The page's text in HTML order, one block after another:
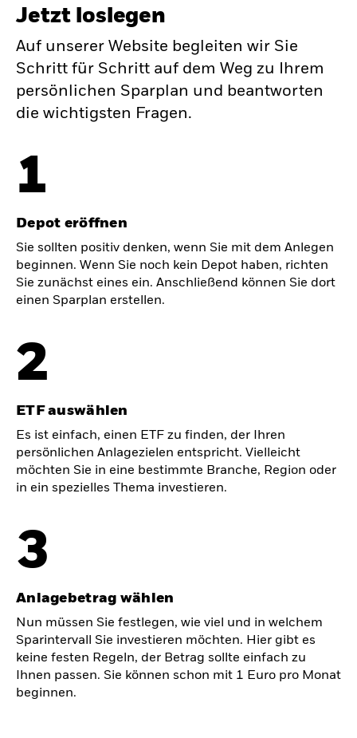
Jetzt loslegen
Auf unserer Website begleiten wir Sie
Schritt für Schritt auf dem Weg zu Ihrem
persönlichen Sparplan und beantworten
die wichtigsten Fragen.
1
Depot eröffnen
Sie sollten positiv denken, wenn Sie mit dem Anlegen
beginnen. Wenn Sie noch kein Depot haben, richten
Sie zunächst eines ein. Anschließend können Sie dort
einen Sparplan erstellen.
2
ETF auswählen
Es ist einfach, einen ETF zu finden, der Ihren
persönlichen Anlagezielen entspricht. Vielleicht
möchten Sie in eine bestimmte Branche, Region oder
in ein spezielles Thema investieren.
3
Anlagebetrag wählen
Nun müssen Sie festlegen, wie viel und in welchem
Sparintervall Sie investieren möchten. Hier gibt es
keine festen Regeln, der Betrag sollte einfach zu
Ihnen passen. Sie können schon mit 1 Euro pro Monat
beginnen.